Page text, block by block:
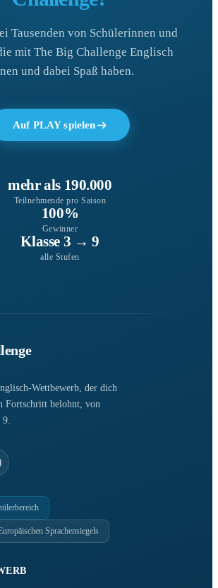
Tausenden von Schülerinnen und
mit The Big Challenge Englisch
und dabei Spaß haben.
Auf PLAY spielen
mehr als 190.000
Teilnehmende pro Saison
100%
Gewinner
Klasse 3 → 9
alle Stufen
Wettbewerb, der dich
Fortschritt belohnt, von
9.
Sprachensiegels